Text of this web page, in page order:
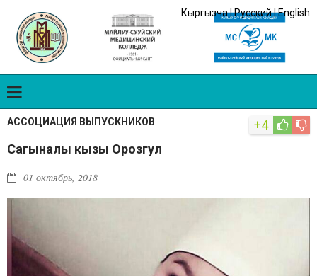
Кыргызча|Русский|English
АССОЦИАЦИЯ ВЫПУСКНИКОВ
Сагыналы кызы Орозгул
01 октябрь, 2018
+4